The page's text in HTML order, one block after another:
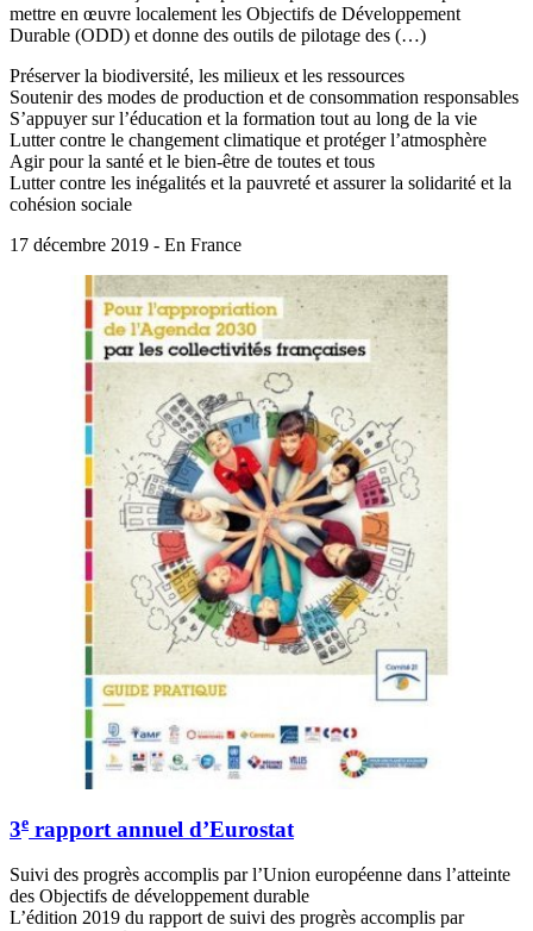
mettre en œuvre localement les Objectifs de Développement
Durable (ODD) et donne des outils de pilotage des (…)
Préserver la biodiversité, les milieux et les ressources
Soutenir des modes de production et de consommation responsables
S’appuyer sur l’éducation et la formation tout au long de la vie
Lutter contre le changement climatique et protéger l’atmosphère
Agir pour la santé et le bien-être de toutes et tous
Lutter contre les inégalités et la pauvreté et assurer la solidarité et la
cohésion sociale
17 décembre 2019 - En France
3e rapport annuel d’Eurostat
Suivi des progrès accomplis par l’Union européenne dans l’atteinte
des Objectifs de développement durable
L’édition 2019 du rapport de suivi des progrès accomplis par